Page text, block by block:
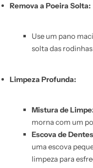
Remova a Poeira Solta:
Use um pano
solta das
Limpeza Profunda:
Mistura de
morna com um
Escova de
uma escova
limpeza para